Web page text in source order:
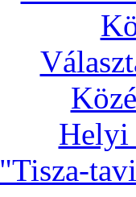
Helyi
"Tisza-